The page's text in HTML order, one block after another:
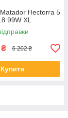
Matador Hectorra 5
99W XL
₴ 6 202 ₴
Купити